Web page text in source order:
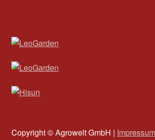
Copyright © Agrowelt GmbH | Impressum